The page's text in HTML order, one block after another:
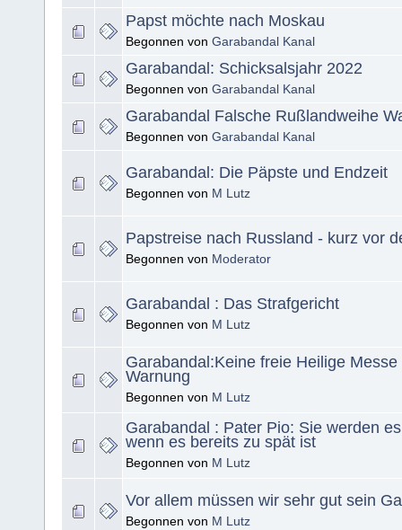
Papst möchte nach Moskau
Begonnen von Garabandal Kanal
Garabandal: Schicksalsjahr 2022
Begonnen von Garabandal Kanal
Garabandal Falsche Rußlandweihe
Begonnen von Garabandal Kanal
Garabandal: Die Päpste und Endzeit
Begonnen von M Lutz
Papstreise nach Russland - kurz vor
Begonnen von Moderator
Garabandal : Das Strafgericht
Begonnen von M Lutz
Garabandal:Keine freie Heilige Messe
Warnung
Begonnen von M Lutz
Garabandal : Pater Pio: Sie werden
wenn es bereits zu spät ist
Begonnen von M Lutz
Vor allem müssen wir sehr gut sein
Begonnen von M Lutz